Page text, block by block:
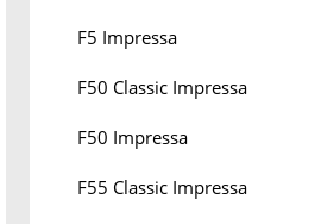
F5 Impressa
F50 Classic Impressa
F50 Impressa
F55 Classic Impressa